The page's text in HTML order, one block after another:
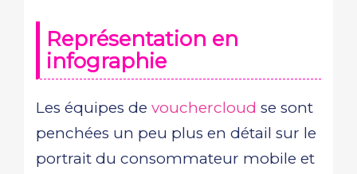
Représentation en
infographie
Les équipes de vouchercloud se sont
penchées un peu plus en détail sur le
portrait du consommateur mobile et